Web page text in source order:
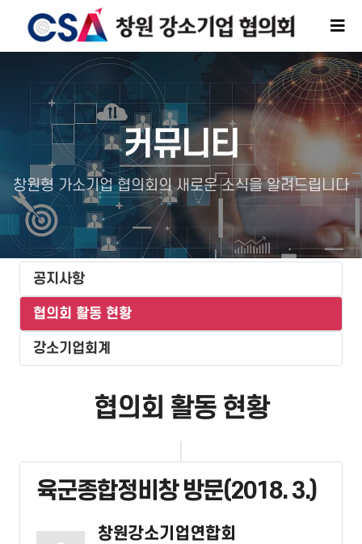
커뮤니티
창원형 가소기업 협의회의 새로운 소식을 알려드립니다
공지사항
협의회 활동 현황
강소기업회계
협의회 활동 현황
육군종합정비창 방문(2018. 3.)
창원강소기업연합회